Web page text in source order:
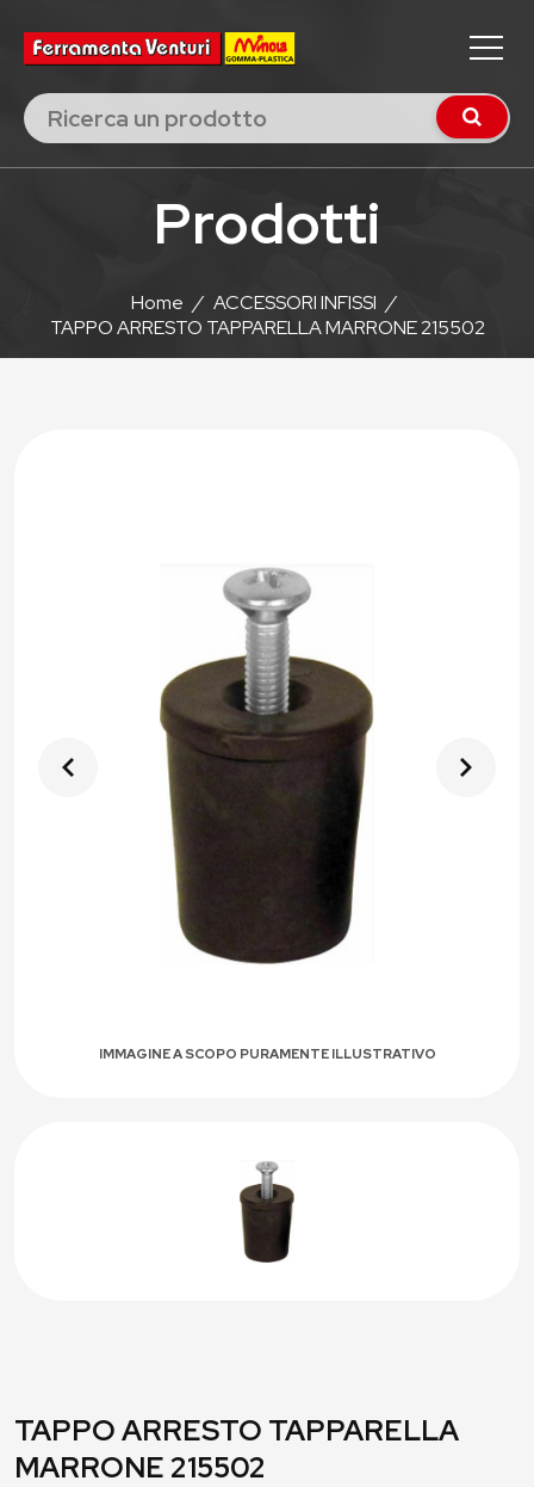
Prodotti
Home / ACCESSORI INFISSI /
TAPPO ARRESTO TAPPARELLA MARRONE 215502
IMMAGINE A SCOPO PURAMENTE ILLUSTRATIVO
TAPPO ARRESTO TAPPARELLA
MARRONE 215502